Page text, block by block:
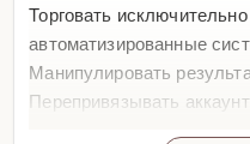
Торговать
автоматизированные
Манипулировать
Перепривязывать аккаунт